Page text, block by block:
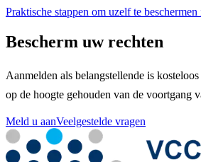
Praktische stappen om uzelf te beschermen
Bescherm uw rechten
Aanmelden als belangstellende is
op de hoogte gehouden van de voortgang
Meld u aanVeelgestelde vragen